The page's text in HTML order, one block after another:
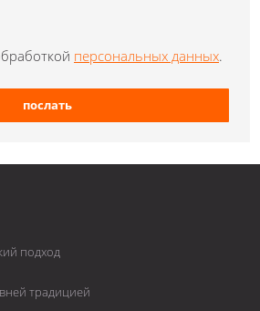
персональных данных.
послать
подход
традицией